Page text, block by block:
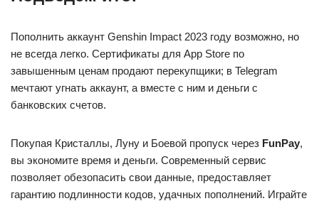
Пополнить аккаунт Genshin Impact 2023 году возможно, но
не всегда легко. Сертификаты для App Store по
завышенным ценам продают перекупщики; в Telegram
мечтают угнать аккаунт, а вместе с ним и деньги с
банковских счетов.
Покупая Кристаллы, Луну и Боевой пропуск через FunPay,
вы экономите время и деньги. Современный сервис
позволяет обезопасить свои данные, предоставляет
гарантию подлинности кодов, удачных пополнений. Играйте